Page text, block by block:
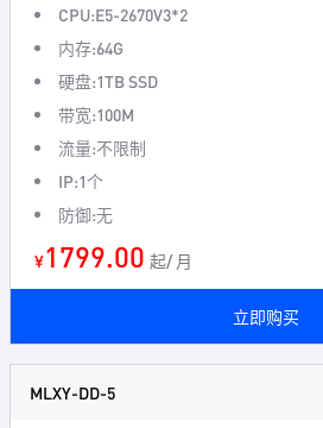
CPU:E5-2670V3*2
内存:64G
硬盘:1TB SSD
带宽:100M
流量:不限制
IP:1个
防御:无
¥1799.00 起/ 月
立即购买
MLXY-DD-5